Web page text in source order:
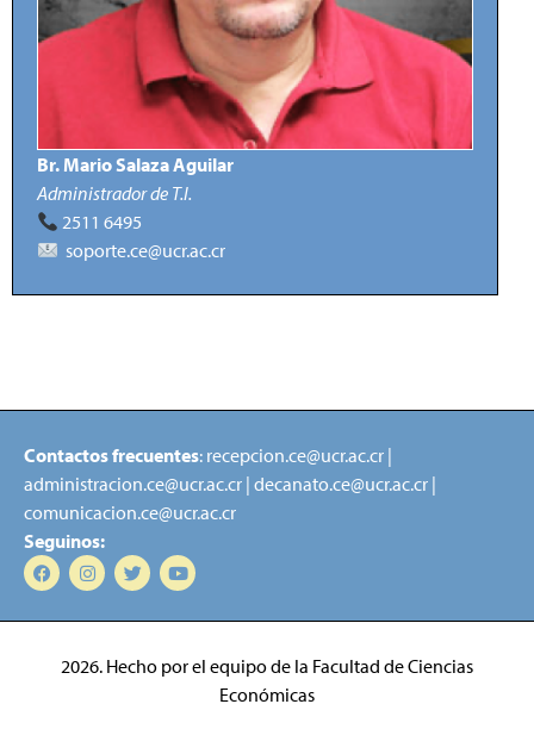
Br. Mario Salaza Aguilar
Administrador de T.I.
2511 6495
soporte.ce@ucr.ac.cr
Contactos frecuentes: recepcion.ce@ucr.ac.cr |
administracion.ce@ucr.ac.cr | decanato.ce@ucr.ac.cr |
comunicacion.ce@ucr.ac.cr
Seguinos:
2026. Hecho por el equipo de la Facultad de Ciencias
Económicas